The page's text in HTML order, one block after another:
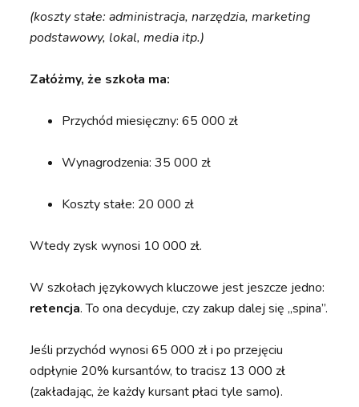
(koszty stałe: administracja, narzędzia, marketing
podstawowy, lokal, media itp.)
Załóżmy, że szkoła ma:
Przychód miesięczny: 65 000 zł
Wynagrodzenia: 35 000 zł
Koszty stałe: 20 000 zł
Wtedy zysk wynosi 10 000 zł.
W szkołach językowych kluczowe jest jeszcze jedno:
retencja. To ona decyduje, czy zakup dalej się „spina”.
Jeśli przychód wynosi 65 000 zł i po przejęciu
odpłynie 20% kursantów, to tracisz 13 000 zł
(zakładając, że każdy kursant płaci tyle samo).